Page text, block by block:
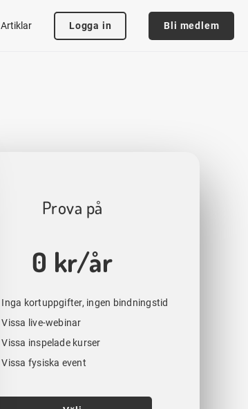
Artiklar Logga in Bli medlem
Prova på
0 kr/år
Inga kortuppgifter, ingen bindningstid
Vissa live-webinar
Vissa inspelade kurser
Vissa fysiska event